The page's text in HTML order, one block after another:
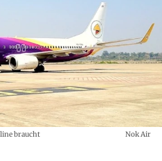
braucht
Nok Air